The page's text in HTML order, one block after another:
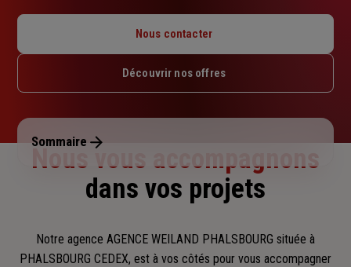
Dimanche : Fermé
Nous contacter
Découvrir nos offres
Sommaire
Nous vous accompagnons
dans vos projets
Notre agence AGENCE WEILAND PHALSBOURG située à
PHALSBOURG CEDEX, est à vos côtés pour vous accompagner